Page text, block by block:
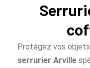
Protégez vos objets
serrurier Arville